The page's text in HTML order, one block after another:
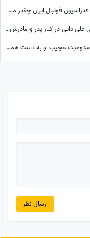
پای ترامپ به پرونده فروش جام جهانی بازشد / به فدراسیون فوتبال ایران چقدر می‌رسد؟
نوستالژی ترینِ روز؛ عکس کمتر دیده‌شده از کودکی علی دایی در کنار پدر و مادرش؛ سفری که خاطره شد
ناگفته‌های علی قلی‌زاده درباره یاسمن فرمانی و مصدومیت عجیب او به دست همسرش! وقتی کری فوتبالی به خانه رسید
ارسال نظر